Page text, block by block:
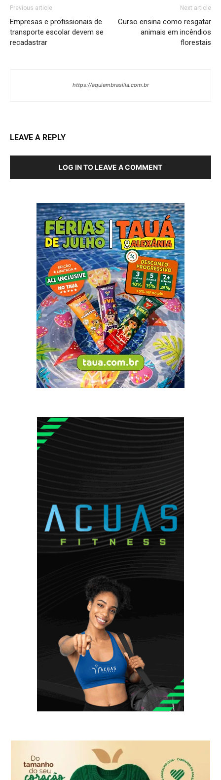
Previous article
Empresas e profissionais de
transporte escolar devem se
recadastrar
Next article
Curso ensina como resgatar
animais em incêndios
florestais
https://aquiembrasilia.com.br
LEAVE A REPLY
LOG IN TO LEAVE A COMMENT